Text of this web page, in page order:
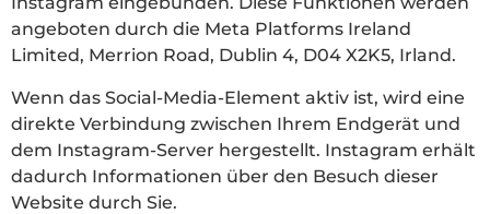
angeboten durch die Meta Platforms Ireland
Limited, Merrion Road, Dublin 4, D04 X2K5, Irland.
Wenn das Social-Media-Element aktiv ist, wird eine
direkte Verbindung zwischen Ihrem Endgerät und
dem Instagram-Server hergestellt. Instagram erhält
dadurch Informationen über den Besuch dieser
Website durch Sie.